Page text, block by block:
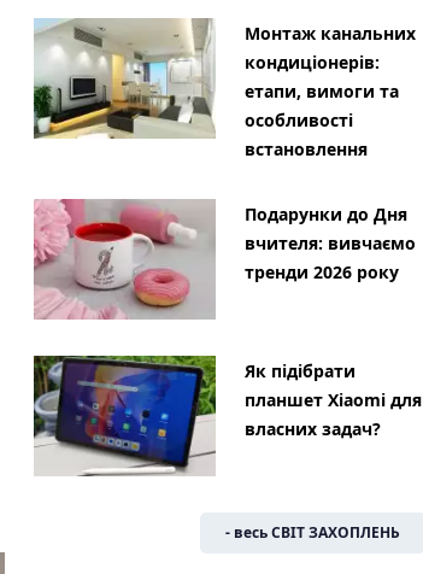
Монтаж канальних
кондиціонерів:
етапи, вимоги та
особливості
встановлення
Подарунки до Дня
вчителя: вивчаємо
тренди 2026 року
Як підібрати
планшет Xiaomi для
власних задач?
- весь СВІТ ЗАХОПЛЕНЬ